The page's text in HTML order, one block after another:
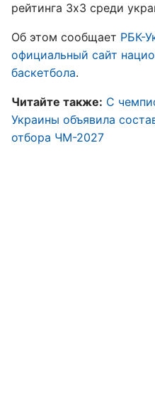
рейтинга 3х3 среди
Об этом сообщает РБК-
официальный сайт
баскетбола.
Читайте также: С
Украины объявила
отбора ЧМ-2027